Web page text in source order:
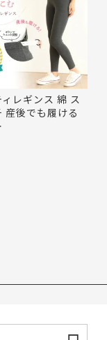
レギンス 綿 ス
産後でも履ける